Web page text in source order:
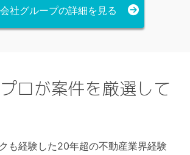
社グループの詳細を見る
ロが案件を厳選して
も経験した20年超の不動産業界経験